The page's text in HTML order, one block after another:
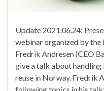
Update 2021.06.24:
webinar organized by the
Fredrik Andresen (CEO
give a talk about
reuse in Norway. Fredrik